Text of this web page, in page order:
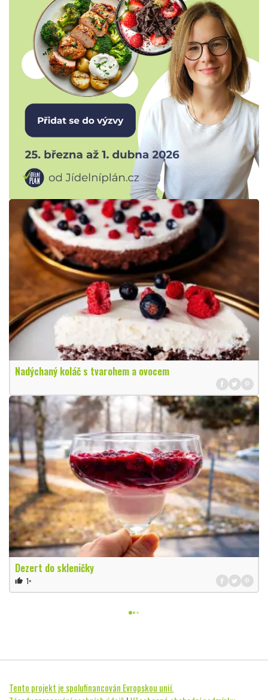
Nadýchaný koláč s tvarohem a ovocem
Dezert do skleničky
thumb_up 1×
Tento projekt je spolufinancován Evropskou unií.